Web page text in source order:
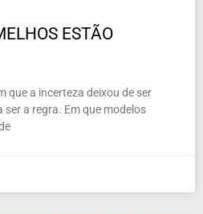
ESTÃO
que a incerteza deixou de ser
a regra. Em que modelos